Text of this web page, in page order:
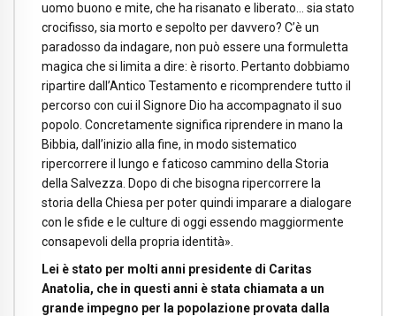
uomo buono e mite, che ha risanato e liberato… sia stato
crocifisso, sia morto e sepolto per davvero? C’è un
paradosso da indagare, non può essere una formuletta
magica che si limita a dire: è risorto. Pertanto dobbiamo
ripartire dall’Antico Testamento e ricomprendere tutto il
percorso con cui il Signore Dio ha accompagnato il suo
popolo. Concretamente significa riprendere in mano la
Bibbia, dall’inizio alla fine, in modo sistematico
ripercorrere il lungo e faticoso cammino della Storia
della Salvezza. Dopo di che bisogna ripercorrere la
storia della Chiesa per poter quindi imparare a dialogare
con le sfide e le culture di oggi essendo maggiormente
consapevoli della propria identità».
Lei è stato per molti anni presidente di Caritas
Anatolia, che in questi anni è stata chiamata a un
grande impegno per la popolazione provata dalla